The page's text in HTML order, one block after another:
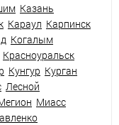
Казань
Караул Карпинск
Когалым
Красноуральск
Кунгур Курган
Лесной
Миасс